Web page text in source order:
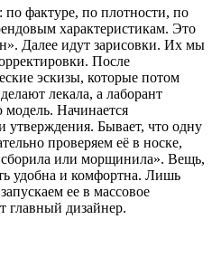
фактуре, по плотности, по
характеристикам. Это
Далее идут зарисовки. Их мы
После
эскизы, которые потом
лекала, а лаборант
Начинается
Бывает, что одну
проверяем её в носке,
или морщинила». Вещь,
удобна и комфортна. Лишь
ее в массовое
главный дизайнер.